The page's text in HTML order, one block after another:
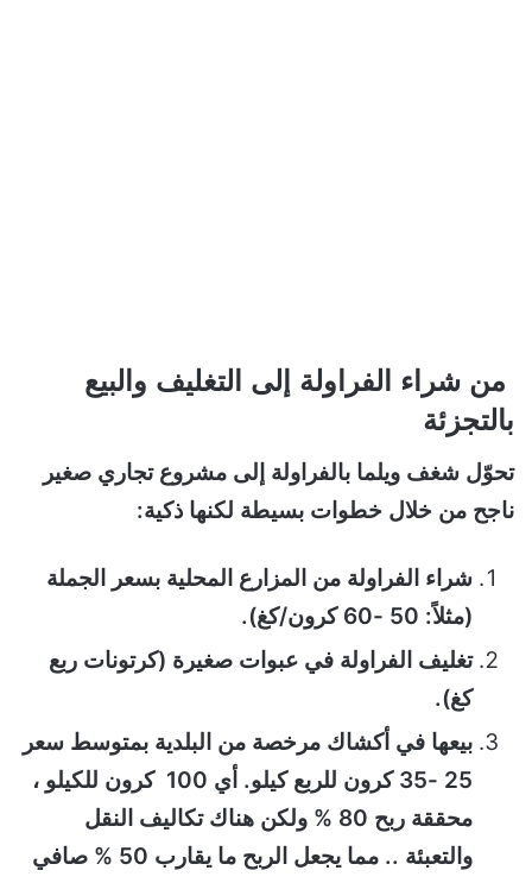
من شراء الفراولة إلى التغليف والبيع
بالتجزئة
تحوّل شغف ويلما بالفراولة إلى مشروع تجاري صغير
ناجح من خلال خطوات بسيطة لكنها ذكية:
شراء الفراولة من المزارع المحلية بسعر الجملة
(مثلاً: 50 -60 كرون/كغ).
تغليف الفراولة في عبوات صغيرة (كرتونات ربع
كغ).
بيعها في أكشاك مرخصة من البلدية بمتوسط سعر
25 -35 كرون للربع كيلو. أي 100 كرون للكيلو ،
محققة ربح 80 % ولكن هناك تكاليف النقل
والتعبئة .. مما يجعل الربح ما يقارب 50 % صافي